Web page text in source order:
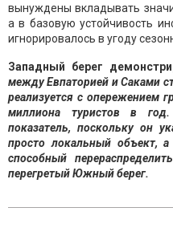
вынуждены вкладывать
а в базовую устойчивость
игнорировалось в угоду
Западный берег
между Евпаторией и Саками
реализуется с опережением
миллиона туристов в
показатель, поскольку он
просто локальный объект, а
способный
перегретый Южный берег.